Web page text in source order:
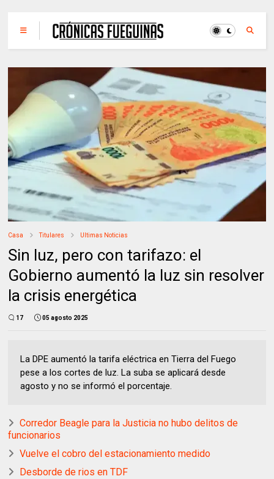
Casa Titulares Ultimas Noticias
Sin luz, pero con tarifazo: el
Gobierno aumentó la luz sin resolver
la crisis energética
17 05 agosto 2025
La DPE aumentó la tarifa eléctrica en Tierra del Fuego
pese a los cortes de luz. La suba se aplicará desde
agosto y no se informó el porcentaje.
Corredor Beagle para la Justicia no hubo delitos de
funcionarios
Vuelve el cobro del estacionamiento medido
Desborde de rios en TDF